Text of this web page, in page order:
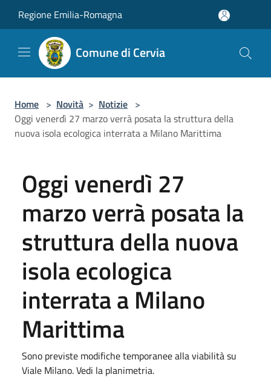
Regione Emilia-Romagna
Comune di Cervia
Home > Novità > Notizie >
Oggi venerdì 27 marzo verrà posata la struttura della
nuova isola ecologica interrata a Milano Marittima
Oggi venerdì 27
marzo verrà posata la
struttura della nuova
isola ecologica
interrata a Milano
Marittima
Sono previste modifiche temporanee alla viabilità su
Viale Milano. Vedi la planimetria.